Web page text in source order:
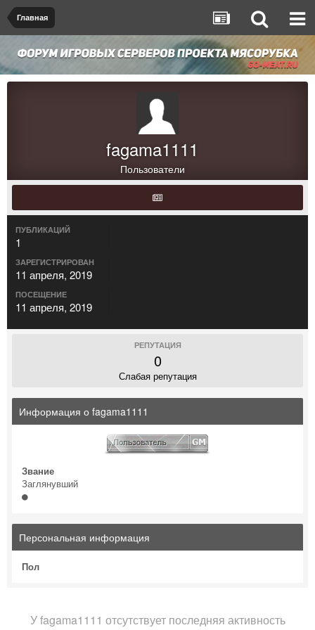
Главная
fagama1111
Пользователи
ПУБЛИКАЦИЙ
1
ЗАРЕГИСТРИРОВАН
11 апреля, 2019
ПОСЕЩЕНИЕ
11 апреля, 2019
РЕПУТАЦИЯ
0
Слабая репутация
Информация о fagama1111
Звание
Заглянувший
Персональная информация
Пол
У fagama1111 отсутствует последняя активность